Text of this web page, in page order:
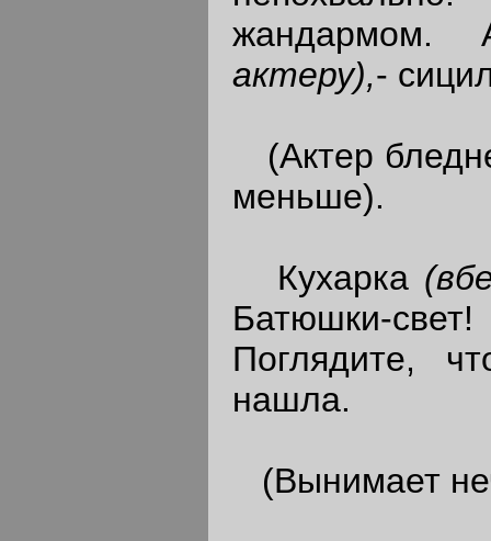
актеру),-
(Актер
меньше).
Кухарка
Батюшки-
Поглядите,
нашла.
(Вынимает